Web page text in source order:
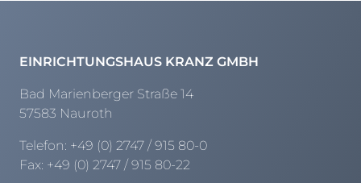
EINRICHTUNGSHAUS KRANZ GMBH
Bad Marienberger Straße 14
57583 Nauroth
Telefon: +49 (0) 2747 / 915 80-0
Fax: +49 (0) 2747 / 915 80-22